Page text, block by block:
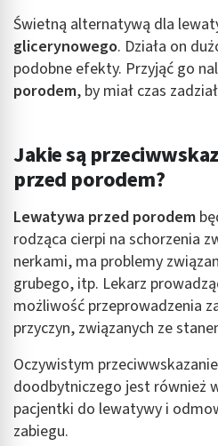
Świetną alternatywą dla
glicerynowego. Działa on
podobne efekty. Przyjąć go
porodem, by miał czas
Jakie są
przed porodem?
Lewatywa przed porodem
rodząca cierpi na schorzenia
nerkami, ma problemy
grubego, itp. Lekarz
możliwość przeprowadzenia
przyczyn, związanych ze
Oczywistym
doodbytniczego jest również
pacjentki do lewatywy i
zabiegu.